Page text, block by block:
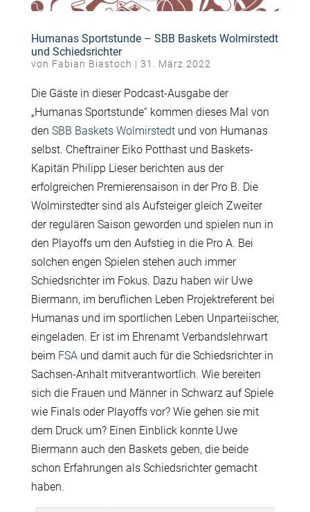
Humanas Sportstunde – SBB Baskets Wolmirstedt
und Schiedsrichter
von Fabian Biastoch | 31. März 2022
Die Gäste in dieser Podcast-Ausgabe der
„Humanas Sportstunde“ kommen dieses Mal von
den SBB Baskets Wolmirstedtund von Humanas
selbst. Cheftrainer Eiko Potthast und Baskets-
Kapitän Philipp Lieser berichten aus der
erfolgreichen Premierensaison in der Pro B. Die
Wolmirstedter sind als Aufsteiger gleich Zweiter
der regulären Saison geworden und spielen nun in
den Playoffs um den Aufstieg in die Pro A. Bei
solchen engen Spielen stehen auch immer
Schiedsrichter im Fokus. Dazu haben wir Uwe
Biermann, im beruflichen Leben Projektreferent bei
Humanas und im sportlichen Leben Unparteiischer,
eingeladen. Er ist im Ehrenamt Verbandslehrwart
beim FSAund damit auch für die Schiedsrichter in
Sachsen-Anhalt mitverantwortlich. Wie bereiten
sich die Frauen und Männer in Schwarz auf Spiele
wie Finals oder Playoffs vor? Wie gehen sie mit
dem Druck um? Einen Einblick konnte Uwe
Biermann auch den Baskets geben, die beide
schon Erfahrungen als Schiedsrichter gemacht
haben.